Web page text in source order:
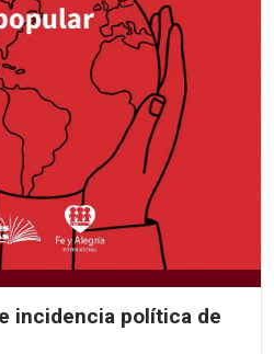
incidencia política de